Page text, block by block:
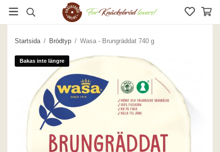
Startsida / Brödtyp / Wasa - Brungräddat 740 g
Bakas inte längre